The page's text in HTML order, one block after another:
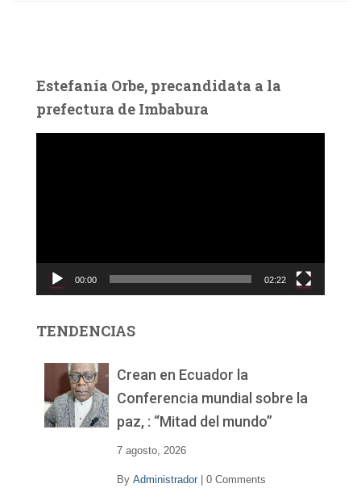
Estefanía Orbe, precandidata a la
prefectura de Imbabura
c
d
00:00 02:22
TENDENCIAS
Crean en Ecuador la
Conferencia mundial sobre la
paz, : “Mitad del mundo”
7 agosto, 2026
By Administrador 0 Comments